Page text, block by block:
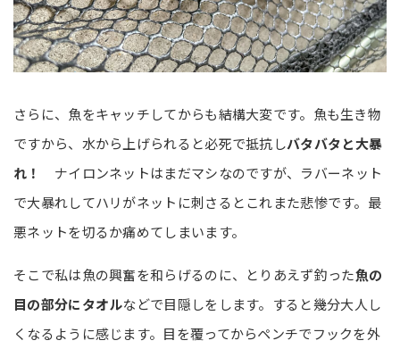
さらに、魚をキャッチしてからも結構大変です。魚も生き物
ですから、水から上げられると必死で抵抗しバタバタと大暴
れ！
ナイロンネットはまだマシなのですが、ラバーネット
で大暴れしてハリがネットに刺さるとこれまた悲惨です。最
悪ネットを切るか痛めてしまいます。
そこで私は魚の興奮を和らげるのに、とりあえず釣った魚の
目の部分にタオルなどで目隠しをします。すると幾分大人し
くなるように感じます。目を覆ってからペンチでフックを外